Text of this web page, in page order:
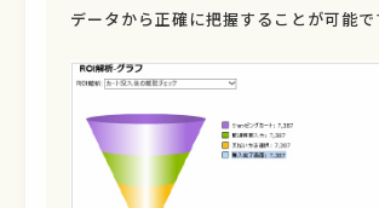
データから正確に把握することが可能で